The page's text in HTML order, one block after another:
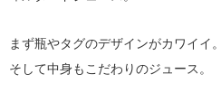
まず瓶やタグのデザインがカワイイ。
そして中身もこだわりのジュース。